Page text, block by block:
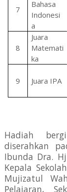
7
Bahasa
Indonesi
a
8
Juara
Matemati
ka
9 Juara IPA
Hadiah
diserahkan
Ibunda Dra.
Kepala
Mujizatul
Pelajaran,